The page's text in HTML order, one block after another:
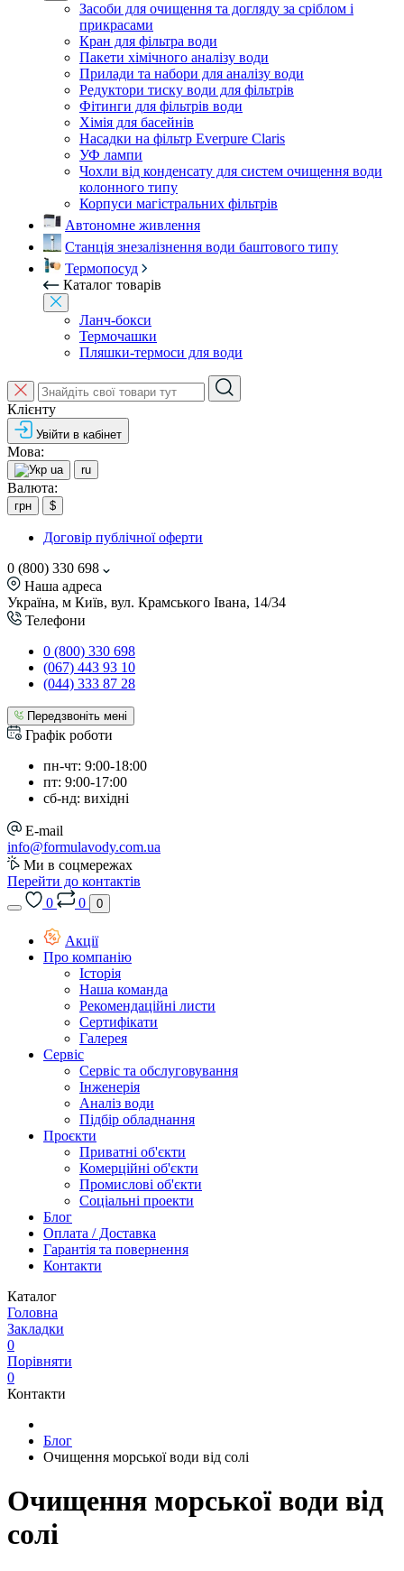
Засоби для очищення та догляду за сріблом і
прикрасами
Кран для фільтра води
Пакети хімічного аналізу води
Прилади та набори для аналізу води
Редуктори тиску води для фільтрів
Фітинги для фільтрів води
Хімія для басейнів
Насадки на фільтр Everpure Claris
УФ лампи
Чохли від конденсату для систем очищення води
колонного типу
Корпуси магістральних фільтрів
Автономне живлення
Станція знезалізнення води баштового типу
Термопосуд
Каталог товарів
Ланч-бокси
Термочашки
Пляшки-термоси для води
Клієнту
Увійти в кабінет
Мова:
ua ru
Валюта:
грн $
Договір публічної оферти
0 (800) 330 698
Наша адреса
Україна, м Київ, вул. Крамського Івана, 14/34
Телефони
0 (800) 330 698
(067) 443 93 10
(044) 333 87 28
Передзвоніть мені
Графік роботи
пн-чт: 9:00-18:00
пт: 9:00-17:00
сб-нд: вихідні
E-mail
info@formulavody.com.ua
Ми в соцмережах
Перейти до контактів
0
0 0
Акції
Про компанію
Історія
Наша команда
Рекомендаційні листи
Сертифікати
Галерея
Сервіс
Сервіс та обслуговування
Інженерія
Аналіз води
Підбір обладнання
Проєкти
Приватні об'єкти
Комерційні об'єкти
Промислові об'єкти
Соціальні проекти
Блог
Оплата / Доставка
Гарантія та повернення
Контакти
Каталог
Головна
Закладки
0
Порівняти
0
Контакти
Блог
Очищення морської води від солі
Очищення морської води від
солі